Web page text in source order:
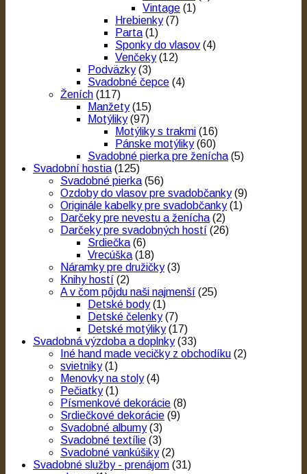
Vintage (1)
Hrebienky (7)
Parta (1)
Sponky do vlasov (4)
Venčeky (12)
Podväzky (3)
Svadobné čepce (4)
Ženích (117)
Manžety (15)
Motýliky (97)
Motýliky s trakmi (16)
Pánske motýliky (60)
Svadobné pierka pre ženícha (5)
Svadobní hostia (125)
Svadobné pierka (56)
Ozdoby do vlasov pre svadobčanky (9)
Originále kabelky pre svadobčanky (1)
Darčeky pre nevestu a ženícha (2)
Darčeky pre svadobných hostí (26)
Srdiečka (6)
Vrecúška (18)
Náramky pre družičky (3)
Knihy hostí (2)
A v čom pôjdu naši najmenší (25)
Detské body (1)
Detské čelenky (7)
Detské motýliky (17)
Svadobná výzdoba a doplnky (33)
Iné hand made vecičky z obchodíku (2)
svietniky (1)
Menovky na stoly (4)
Pečiatky (1)
Písmenkové dekorácie (8)
Srdiečkové dekorácie (9)
Svadobné albumy (3)
Svadobné textílie (3)
Svadobné vankúšiky (2)
Svadobné služby - prenájom (31)